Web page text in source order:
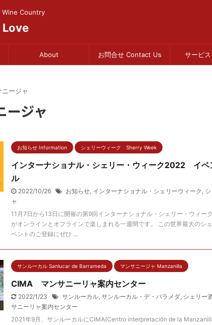
Country
About お問合せ Contact Us サービ
ニージャ
ージャ
お知らせ Information シェリーウィーク Sherry Week
インターナショナル・シェリー・ウィーク2022 イベ
ル
2022/10/26 お知らせ, インターナショナル・シェリーウィーク ,
ャ
11月7日から13日に開催の第9回インターナショナル・シェリー・ウィー
がオンラインとオフラインで楽しまれる一週間です。 この世界最大のシ
ベントのご登録にぜひ ...
サンルーカル Sanlucar de Barrameda マンサニージャ Manzanilla
CIMA マンサニーリャ案内センター
2022/1/23 サンルーカル, サンルーカル・デ・バラメダ, シェリー
サニーリャ案内センター
2021年9月、サンルーカルにCIMA(Centro interpretación de la